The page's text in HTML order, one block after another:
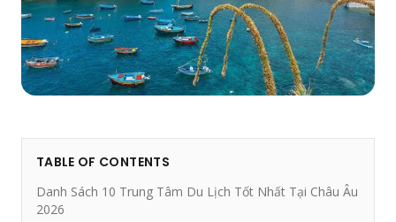
TABLE OF CONTENTS
Danh Sách 10 Trung Tâm Du Lịch Tốt Nhất Tại Châu Âu
2026